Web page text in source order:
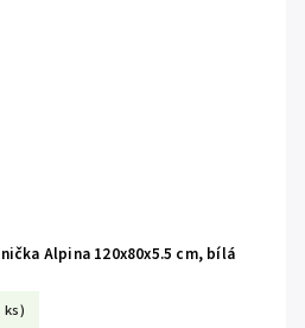
Alpina 120x80x5.5 cm, bílá
ks)